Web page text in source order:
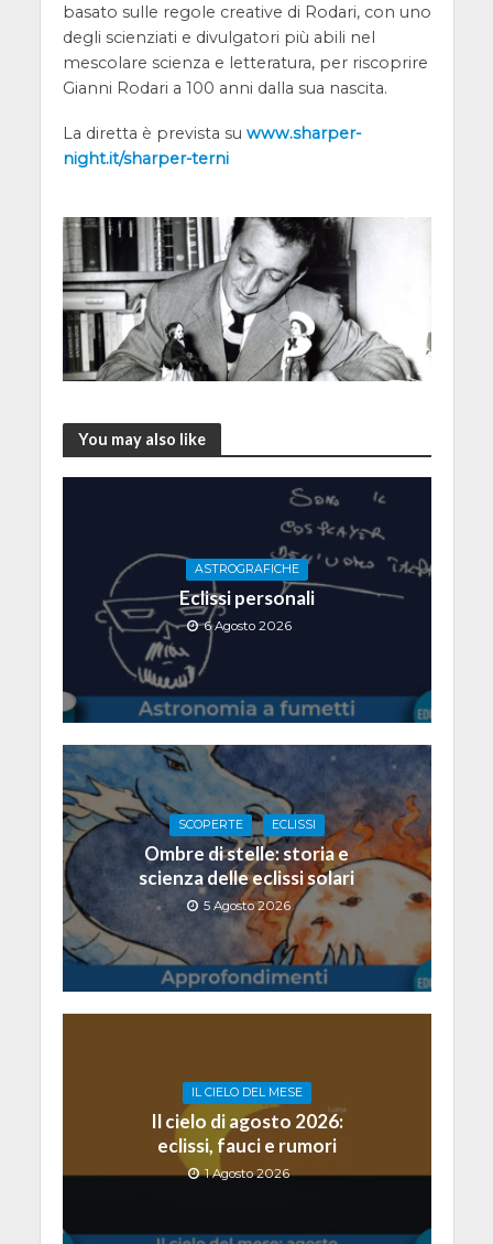
basato sulle regole creative di Rodari, con uno
degli scienziati e divulgatori più abili nel
mescolare scienza e letteratura, per riscoprire
Gianni Rodari a 100 anni dalla sua nascita.
La diretta è prevista su www.sharper-
night.it/sharper-terni
You may also like
ASTROGRAFICHE
Eclissi personali
6 Agosto 2026
SCOPERTE ECLISSI
Ombre di stelle: storia e
scienza delle eclissi solari
5 Agosto 2026
IL CIELO DEL MESE
Il cielo di agosto 2026:
eclissi, fauci e rumori
1 Agosto 2026